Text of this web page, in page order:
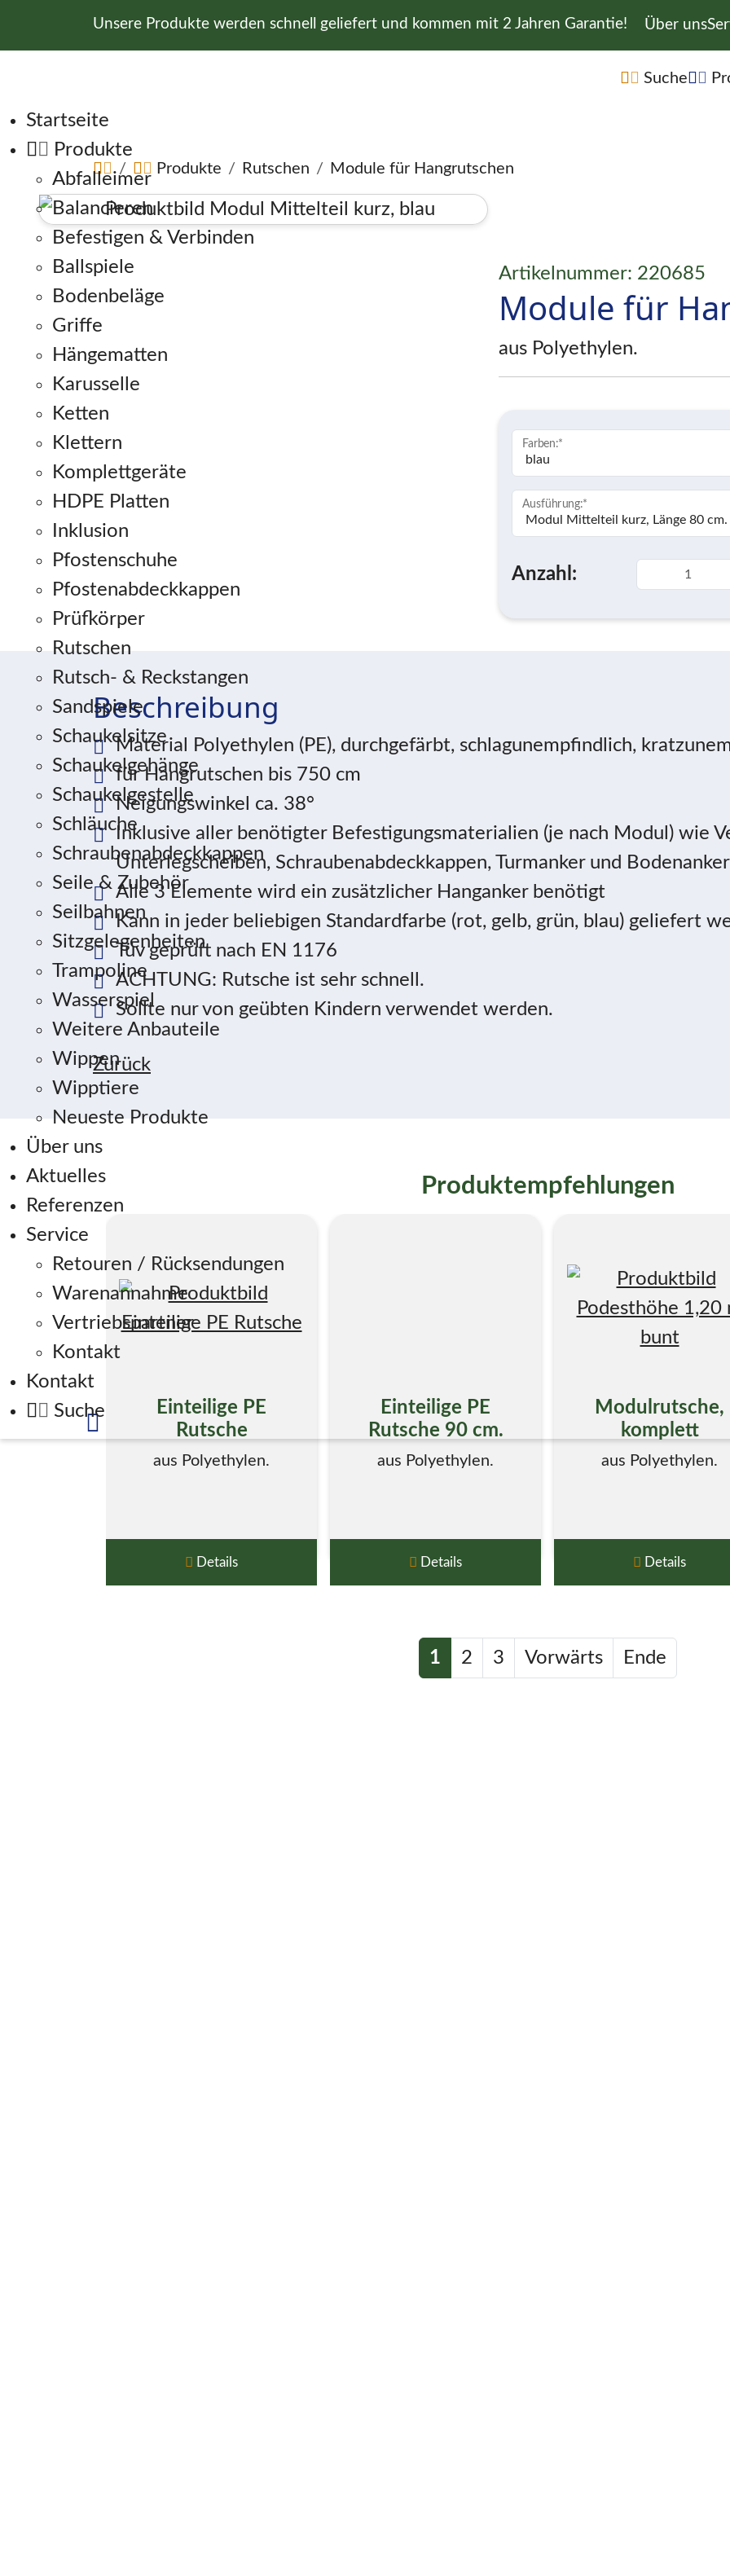
Unsere Produkte werden schnell geliefert und kommen mit 2 Jahren Garantie! Navigation
Über uns
Navigation
Suche
Navigation überspringen
Startseite
Produkte
Abfalleimer
Balancieren
Befestigen & Verbinden
Ballspiele
Bodenbeläge
Griffe
Hängematten
Karusselle
Ketten
Klettern
Komplettgeräte
HDPE Platten
Inklusion
Pfostenschuhe
Pfostenabdeckkappen
Prüfkörper
Rutschen
Rutsch- & Reckstangen
Sandspiele
Schaukelsitze
Schaukelgehänge
Schaukelgestelle
Schläuche
Schraubenabdeckkappen
Seile & Zubehör
Seilbahnen
Sitzgelegenheiten
Trampoline
Wasserspiel
Weitere Anbauteile
Wippen
Wipptiere
Neueste Produkte
Über uns
Aktuelles
Referenzen
Service
Retouren / Rücksendungen
Warenannahme
Vertriebspartner
Kontakt
Kontakt
Suche
Produkte Rutschen Module für Hangrutschen
Artikelnummer: 220685
Module für
aus Polyethylen.
Farben:*
Ausführung:*
Anzahl:
Beschreibung
Material Polyethylen (PE), durchgefärbt, schlagunempfindlich,
für Hangrutschen bis 750 cm
Neigungswinkel ca. 38°
Inklusive aller benötigter Befestigungsmaterialien (je nach Modul) wie
Unterlegscheiben, Schraubenabdeckkappen, Turmanker und Bodenanker
Alle 3 Elemente wird ein zusätzlicher Hanganker benötigt
Kann in jeder beliebigen Standardfarbe (rot, gelb, grün, blau) geliefert
Tüv geprüft nach EN 1176
ACHTUNG: Rutsche ist sehr schnell.
Sollte nur von geübten Kindern verwendet werden.
Zurück
Produktempfehlungen
Einteilige PE
Rutsche
aus Polyethylen.
Details
Einteilige PE
Rutsche 90 cm.
aus Polyethylen.
Details
Modulrutsche,
komplett
aus Polyethylen.
Details
1 2 3 Vorwärts Ende